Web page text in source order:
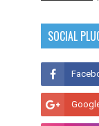
SOCIAL